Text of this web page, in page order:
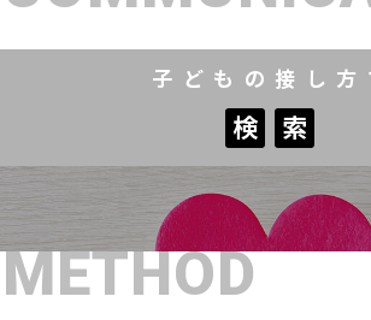
子どもの接し方
検 索
検 索
METHOD